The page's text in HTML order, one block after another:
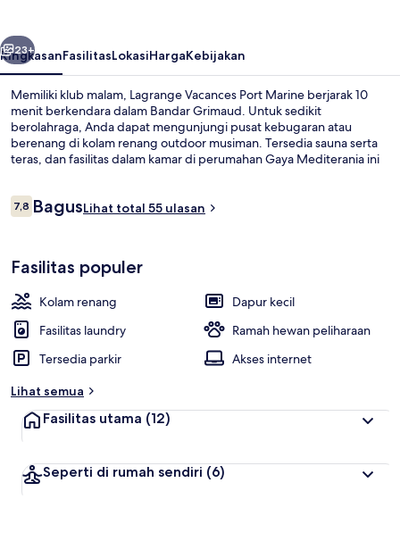
Berikutnya
23+
RingkasanFasilitasLokasiHargaKebijakan
Memiliki klub malam, Lagrange Vacances Port Marine berjarak 10
menit berkendara dalam Bandar Grimaud. Untuk sedikit
berolahraga, Anda dapat mengunjungi pusat kebugaran atau
berenang di kolam renang outdoor musiman. Tersedia sauna serta
teras, dan fasilitas dalam kamar di perumahan Gaya Mediterania ini
Ulasan
7,87,8 dari 10
BagusLihat total 55 ulasan
Fasilitas populer
Kolam renang
Dapur kecil
Fasilitas laundry
Ramah hewan peliharaan
Tersedia parkir
Akses internet
Lihat semua
Fasilitas utama (12)
Seperti di rumah sendiri (6)